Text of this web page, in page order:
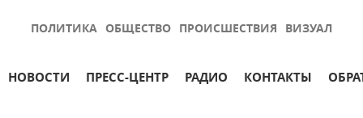
ПОЛИТИКА ОБЩЕСТВО ПРОИСШЕСТВИЯ ВИЗУАЛ
НОВОСТИ ПРЕСС-ЦЕНТР РАДИО КОНТАКТЫ